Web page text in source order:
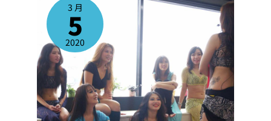
3 月
5
2020